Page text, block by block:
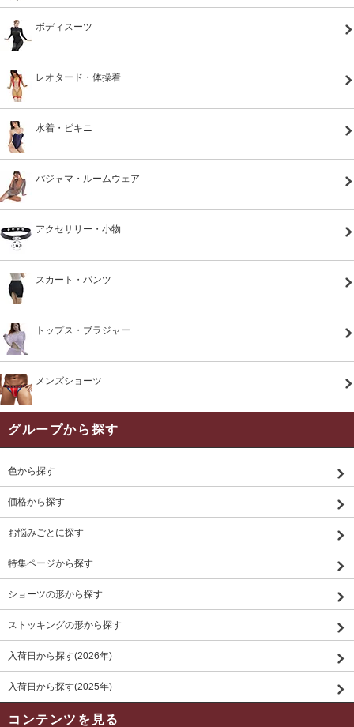
ボディスーツ
レオタード・体操着
水着・ビキニ
パジャマ・ルームウェア
アクセサリー・小物
スカート・パンツ
トップス・ブラジャー
メンズショーツ
グループから探す
色から探す
価格から探す
お悩みごとに探す
特集ページから探す
ショーツの形から探す
ストッキングの形から探す
入荷日から探す(2026年)
入荷日から探す(2025年)
コンテンツを見る